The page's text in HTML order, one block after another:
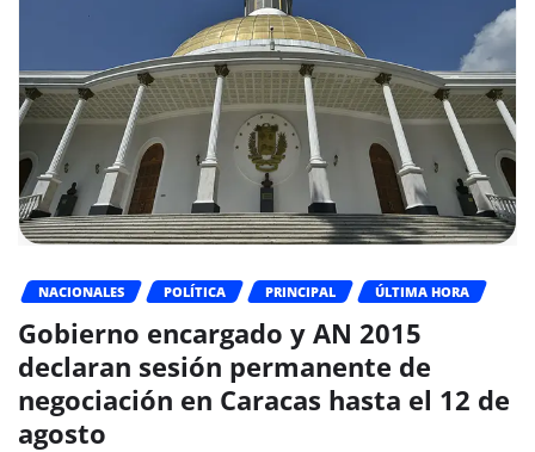
NACIONALES POLÍTICA PRINCIPAL ÚLTIMA HORA
Gobierno encargado y AN 2015
declaran sesión permanente de
negociación en Caracas hasta el 12 de
agosto